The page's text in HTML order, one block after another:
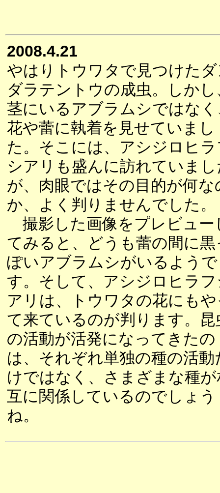
2008.4.21
やはりトウワタで見つけた
ダラテントウの成虫。しかし
茎にいるアブラムシではな
花や蕾に執着を見せていまし
た。そこには、アシジロヒ
シアリも盛んに訪れていま
が、肉眼ではその目的が何な
か、よく判りませんでした。
撮影した画像をプレビュー
てみると、どうも蕾の間に黒
ぽいアブラムシがいるようで
す。そして、アシジロヒラ
アリは、トウワタの花にも
て来ているのが判ります。昆
の活動が活発になってきたの
は、それぞれ単独の種の活動
けではなく、さまざまな種が
互に関係しているのでしょう
ね。